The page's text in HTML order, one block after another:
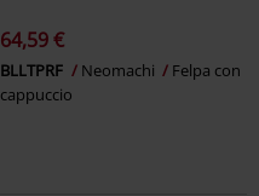
64,59 €
BLLTPRF Neomachi
Felpa con
cappuccio